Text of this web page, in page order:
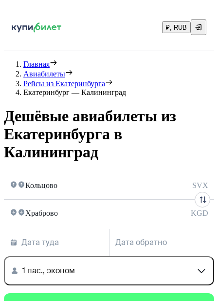
₽, RUB
Главная
Авиабилеты
Рейсы из Екатеринбурга
Екатеринбург — Калининград
Дешёвые авиабилеты из
Екатеринбурга в
Калининград
Кольцово SVX
Храброво KGD
Дата туда Дата обратно
1 пас., эконом